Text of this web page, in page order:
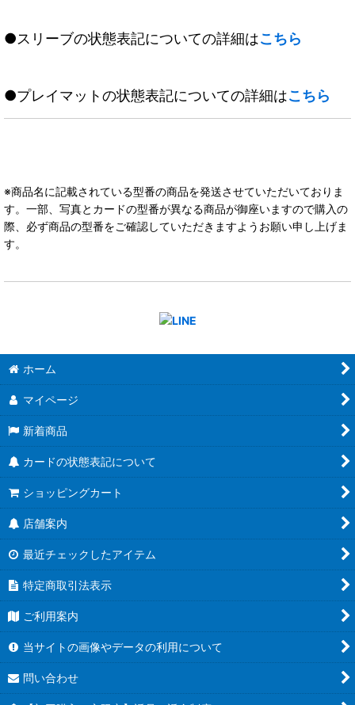
●スリーブの状態表記についての詳細はこちら
●プレイマットの状態表記についての詳細はこちら
※商品名に記載されている型番の商品を発送させていただいておりま
す。一部、写真とカードの型番が異なる商品が御座いますので購入の
際、必ず商品の型番をご確認していただきますようお願い申し上げま
す。
ホーム
マイページ
新着商品
カードの状態表記について
ショッピングカート
店舗案内
最近チェックしたアイテム
特定商取引法表示
ご利用案内
当サイトの画像やデータの利用について
問い合わせ